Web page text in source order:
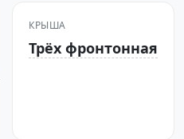
КРЫША
Трёх фронтонная